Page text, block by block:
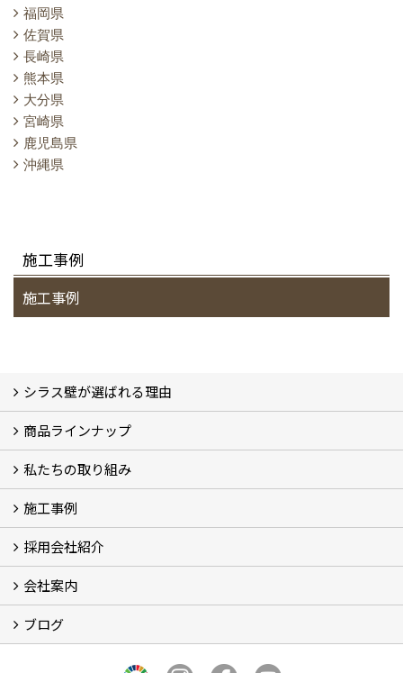
福岡県
佐賀県
長崎県
熊本県
大分県
宮崎県
鹿児島県
沖縄県
施工事例
施工事例
シラス壁が選ばれる理由
シラスストーリー
こだわり
シラス壁の驚くべき性能
商品ラインナップ
一覧
内装仕上げ材
外装仕上げ材
舗装材
水性無機高分子系ハイブリッド型塗料
エコリフォーム
消臭壁紙
Q&A
資料PDF
私たちの取り組み
SDGs、GHGへの取り組み (2)
マグマシラス米
特別対談 (2)
高千穂シラス解説ムービー
研究プロジェクト (4)
プロジェクト (3)
施工事例
施工事例
お客様からのお便り
採用会社紹介
採用会社紹介
「鏝人の会」左官店のご紹介
会社案内
会社概要・沿革
代表の実績
製造紹介
ショールーム
アクセス
採用情報
バナーダウンロード
プライバシーポリシー
Takachiho Shirasu Global Site
LINE公式アカウント
ブログ